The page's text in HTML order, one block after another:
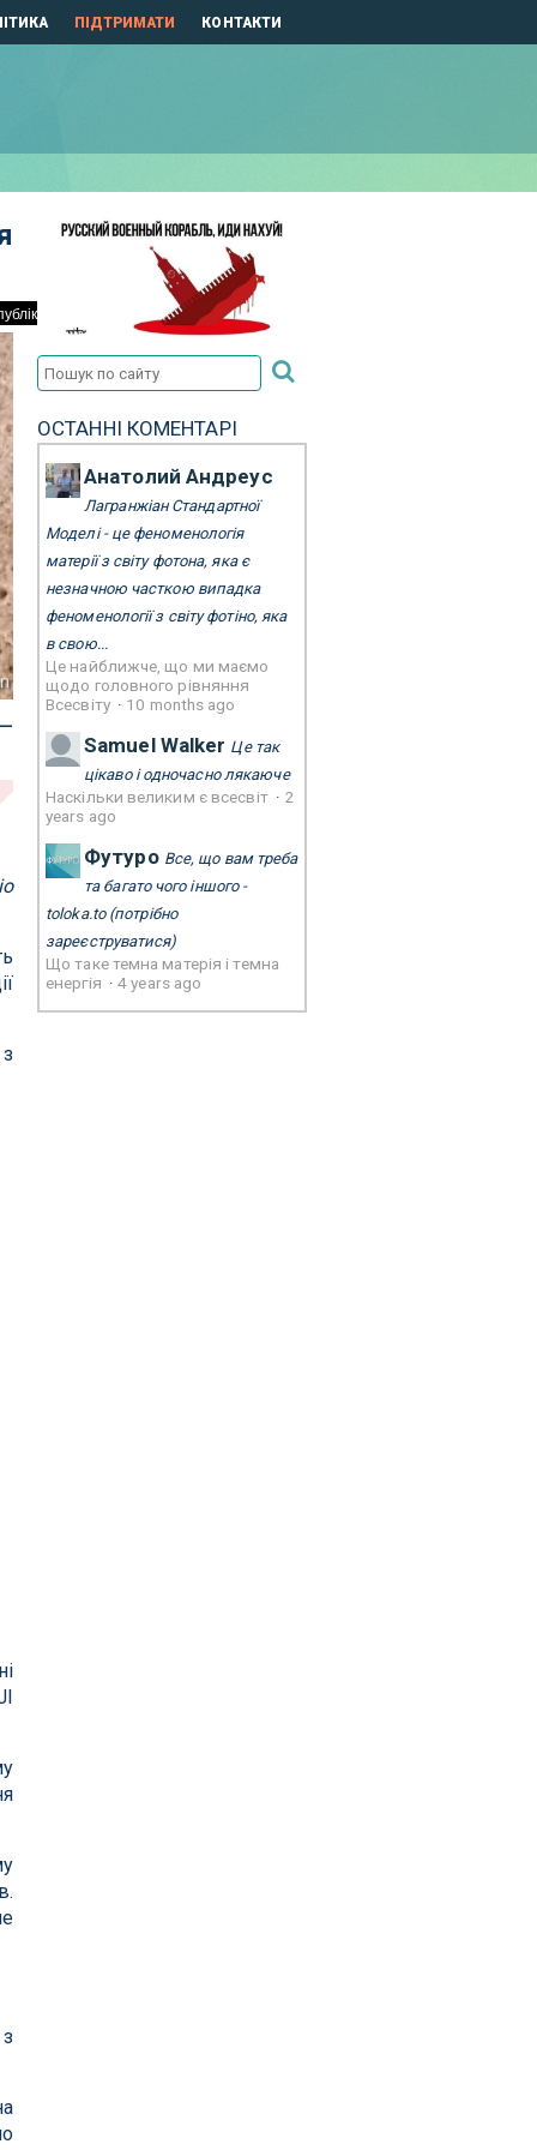
ПІДТРИМАТИ КОНТАКТИ
ОСТАННІ КОМЕНТАРІ
Анатолий Андреус
Лагранжіан Стандартної
Моделі - це феноменологія
матерії з світу фотона, яка є
незначною часткою випадка
феноменології з світу фотіно, яка
в свою...
Це найближче, що ми маємо
щодо головного рівняння
Всесвіту · 10 months ago
Samuel Walker Це так
цікаво і одночасно лякаюче
Наскільки великим є всесвіт · 2
years ago
Футуро Все, що вам треба
та багато чого іншого -
toloka.to(потрібно
зареєструватися)
Що таке темна матерія і темна
енергія ·4 years ago